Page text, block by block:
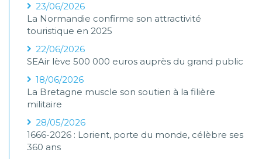
23/06/2026
La Normandie confirme son attractivité
touristique en 2025
22/06/2026
SEAir lève 500 000 euros auprès du grand public
18/06/2026
La Bretagne muscle son soutien à la filière
militaire
28/05/2026
1666-2026 : Lorient, porte du monde, célèbre ses
360 ans